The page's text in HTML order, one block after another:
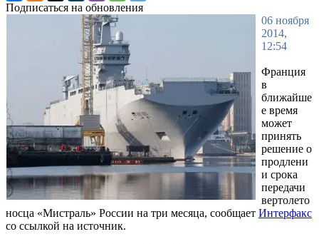
Подписаться на обновления
06 ноября
2014,
12:54
Франция
в
ближайше
е время
может
принять
решение о
продлени
и срока
передачи
вертолето
носца «Мистраль» России на три месяца, сообщает Интерфакс
со ссылкой на источник.